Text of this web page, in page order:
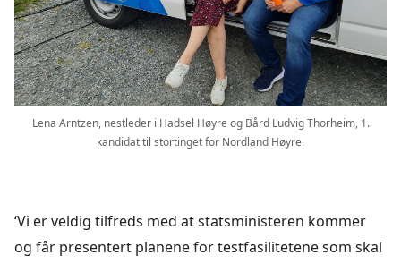
Lena Arntzen, nestleder i Hadsel Høyre og Bård Ludvig Thorheim, 1.
kandidat til stortinget for Nordland Høyre.
‘Vi er veldig tilfreds med at statsministeren kommer
og får presentert planene for testfasilitetene som skal